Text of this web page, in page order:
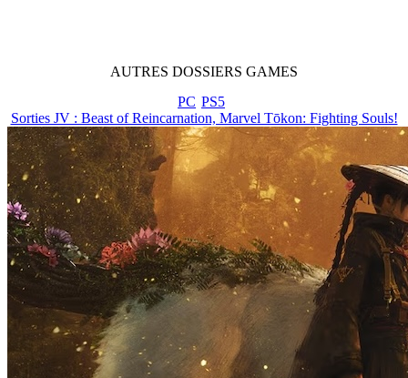
AUTRES DOSSIERS GAMES
PC PS5
Sorties JV : Beast of Reincarnation, Marvel Tōkon: Fighting Souls!